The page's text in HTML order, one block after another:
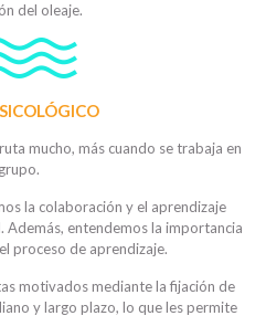
del oleaje.
mucho, más cuando se trabaja en
grupo.
la colaboración y el aprendizaje
Además, entendemos la importancia
proceso de aprendizaje.
motivados mediante la fijación de
y largo plazo, lo que les permite